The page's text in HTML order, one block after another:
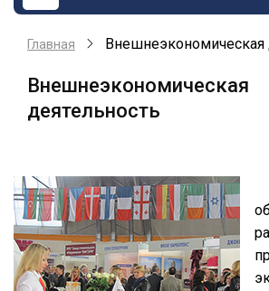
Главная Внешнеэкономическая
Внешнеэкономическая
деятельность